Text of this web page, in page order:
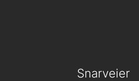
Snarveier